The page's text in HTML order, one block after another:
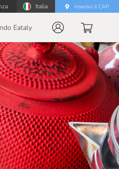
Italia Inserisci il CAP
Eataly